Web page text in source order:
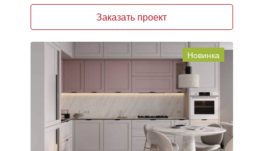
Заказать проект
Новинка